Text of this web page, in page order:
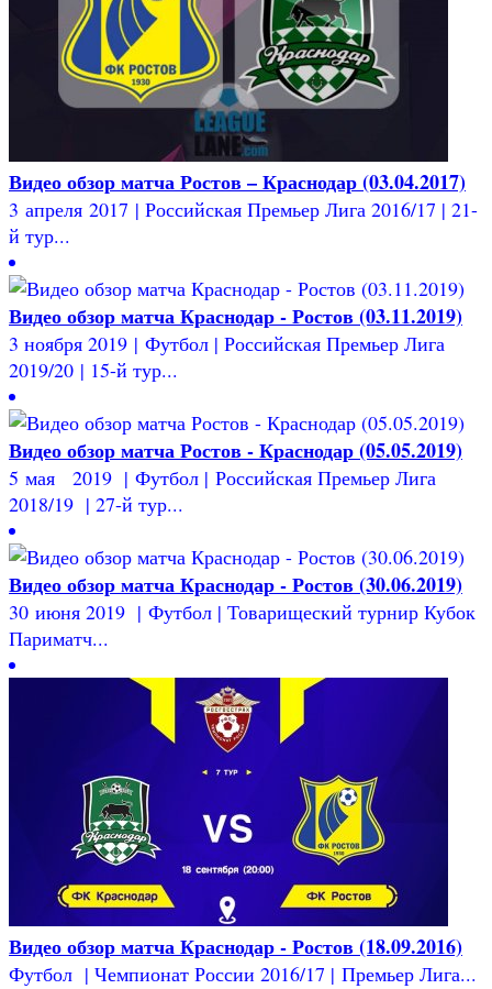
Видео обзор матча Ростов – Краснодар (03.04.2017)
3 апреля 2017 | Российская Премьер Лига 2016/17 | 21-
й тур...
Видео обзор матча Краснодар - Ростов (03.11.2019)
3 ноября 2019 | Футбол | Российская Премьер Лига
2019/20 | 15-й тур...
Видео обзор матча Ростов - Краснодар (05.05.2019)
5 мая 2019 | Футбол | Российская Премьер Лига
2018/19 | 27-й тур...
Видео обзор матча Краснодар - Ростов (30.06.2019)
30 июня 2019 | Футбол | Товарищеский турнир Кубок
Париматч...
Видео обзор матча Краснодар - Ростов (18.09.2016)
Футбол | Чемпионат России 2016/17 | Премьер Лига...